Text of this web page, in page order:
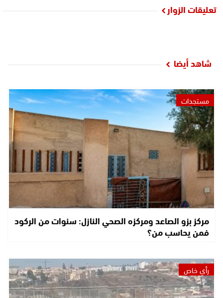
تعليقات الزوار
شاهد أيضا
مستجدات
مركز بزو الصاعد ومركزه الصحي النازل: سنوات من الركود
فمن يحاسب من؟
رأي خاص